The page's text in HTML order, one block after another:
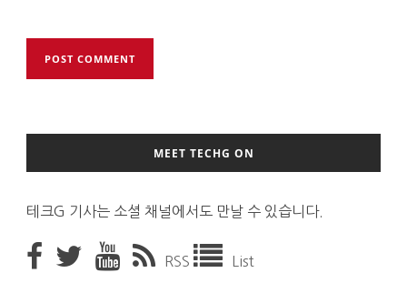
MEET TECHG ON
테크G 기사는 소셜 채널에서도 만날 수 있습니다.
RSS List